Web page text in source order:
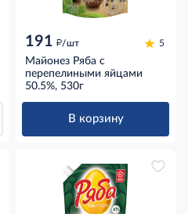
191 д/шт 5
Майонез Ряба с
перепелиными яйцами
50.5%, 530г
В корзину